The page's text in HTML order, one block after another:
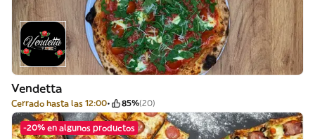
Vendetta
Cerrado hasta las 12:00 85%(20)
-20% en algunos productos